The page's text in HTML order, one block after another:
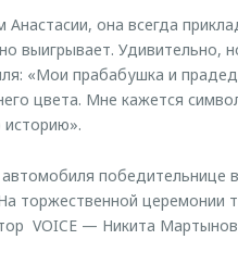
Анастасии, она всегда
выигрывает. Удивительно,
«Мои прабабушка и
цвета. Мне кажется
победительнице
торжественной церемонии
VOICE — Никита